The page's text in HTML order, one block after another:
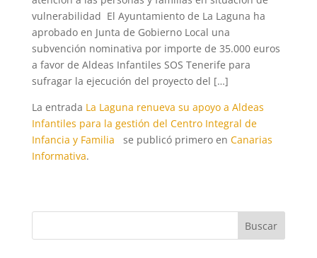
vulnerabilidad El Ayuntamiento de La Laguna ha
aprobado en Junta de Gobierno Local una
subvención nominativa por importe de 35.000 euros
a favor de Aldeas Infantiles SOS Tenerife para
sufragar la ejecución del proyecto del […]
La entrada La Laguna renueva su apoyo a Aldeas
Infantiles para la gestión del Centro Integral de
Infancia y Familia
se publicó primero en Canarias
Informativa.